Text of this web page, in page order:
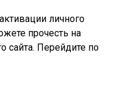
личного
прочесть на
сайта. Перейдите по